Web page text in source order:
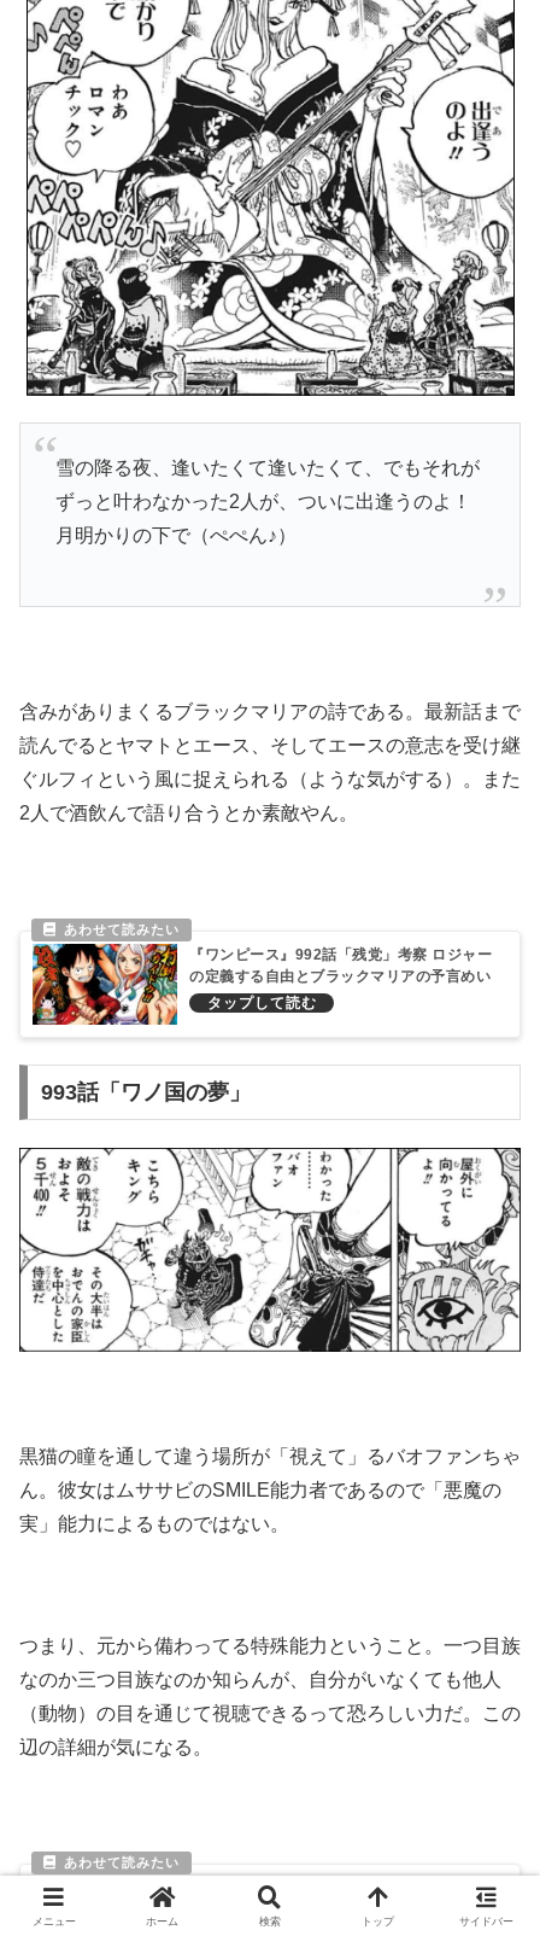
雪の降る夜、逢いたくて逢いたくて、でもそれが
ずっと叶わなかった2人が、ついに出逢うのよ！
月明かりの下で（ぺぺん♪）
含みがありまくるブラックマリアの詩である。最新話まで
読んでるとヤマトとエース、そしてエースの意志を受け継
ぐルフィという風に捉えられる（ような気がする）。また
2人で酒飲んで語り合うとか素敵やん。
『ワンピース』992話「残党」考察 ロジャー
の定義する自由とブラックマリアの予言めい
た歌
993話「ワノ国の夢」
黒猫の瞳を通して違う場所が「視えて」るバオファンちゃ
ん。彼女はムササビのSMILE能力者であるので「悪魔の
実」能力によるものではない。
つまり、元から備わってる特殊能力ということ。一つ目族
なのか三つ目族なのか知らんが、自分がいなくても他人
（動物）の目を通じて視聴できるって恐ろしい力だ。この
辺の詳細が気になる。
『ワンピース』第993話〝ワノ国の夢〟考察
明王についてとバオファンちゃんの能力！
メニュー ホーム 検索 トップ サイドバー